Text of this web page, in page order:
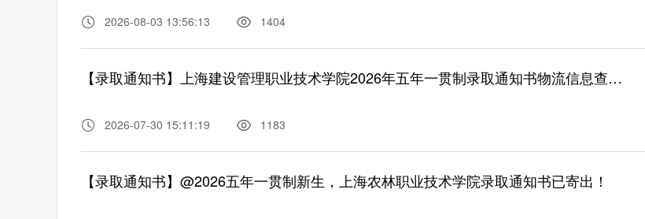
2026-08-03 13:56:13 1404
【录取通知书】上海建设管理职业技术学院2026年五年一贯制录取通知书物流信息查询公告
2026-07-30 15:11:19 1183
【录取通知书】@2026五年一贯制新生，上海农林职业技术学院录取通知书已寄出！